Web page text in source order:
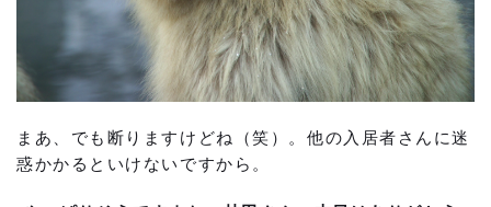
まあ、でも断りますけどね（笑）。他の入居者さんに迷
惑かかるといけないですから。